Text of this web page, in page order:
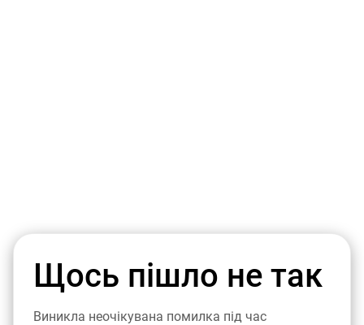
Щось пішло не так
Виникла неочікувана помилка під час